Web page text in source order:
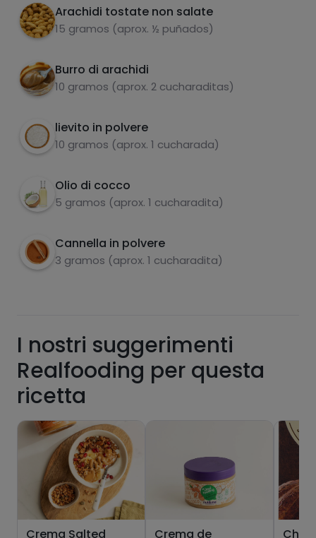
Arachidi tostate non salate
15 gramos (aprox. ½ puñados)
Burro di arachidi
10 gramos (aprox. 2 cucharaditas)
lievito in polvere
10 gramos (aprox. 1 cucharada)
Olio di cocco
5 gramos (aprox. 1 cucharadita)
Cannella in polvere
3 gramos (aprox. 1 cucharadita)
5 Sciogliere il cioccolato insieme a un cucchiaio
di olio di cocco a bagnomaria o nel
6 Immergere le ciambelle e decorare con
burro di arachidi e arachidi tritate. Lasciare
zuccheri grassi saturi
Hazte PLUS para ver la información nutricional
I nostri suggerimenti
Realfooding per questa
ricetta
Crema Salted
Crema de